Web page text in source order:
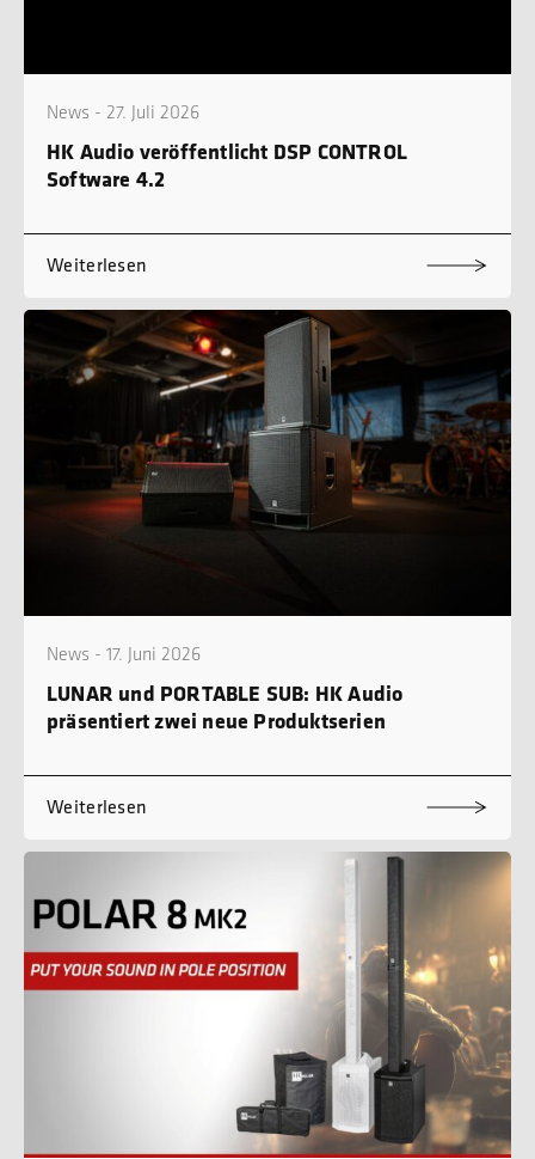
News - 27. Juli 2026
HK Audio veröffentlicht DSP CONTROL
Software 4.2
Weiterlesen
News - 17. Juni 2026
LUNAR und PORTABLE SUB: HK Audio
präsentiert zwei neue Produktserien
Weiterlesen